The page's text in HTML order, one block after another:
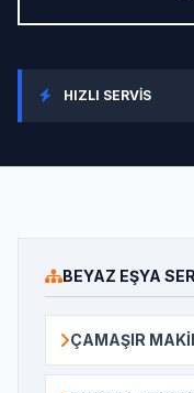
HIZLI SERVIS
BEYAZ EŞYA
ÇAMAŞIR